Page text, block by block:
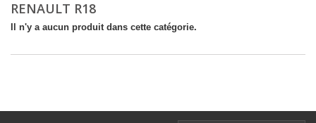
RENAULT R18
Il n'y a aucun produit dans cette catégorie.